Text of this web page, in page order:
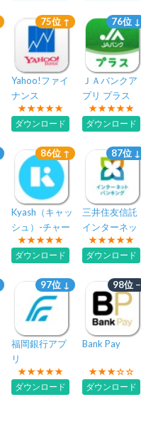
75位 ↑
Yahoo!ファイ
ナンス
ダウンロード
76位 ↓
ＪＡバンクア
プリ プラス
ダウンロード
86位 ↑
Kyash（キャッ
シュ）-チャー
ジ式Visaカード
ダウンロード
87位 ↓
三井住友信託
インターネッ
トバンキング
ダウンロード
97位 ↓
福岡銀行アプ
リ
ダウンロード
98位 −
Bank Pay
ダウンロード